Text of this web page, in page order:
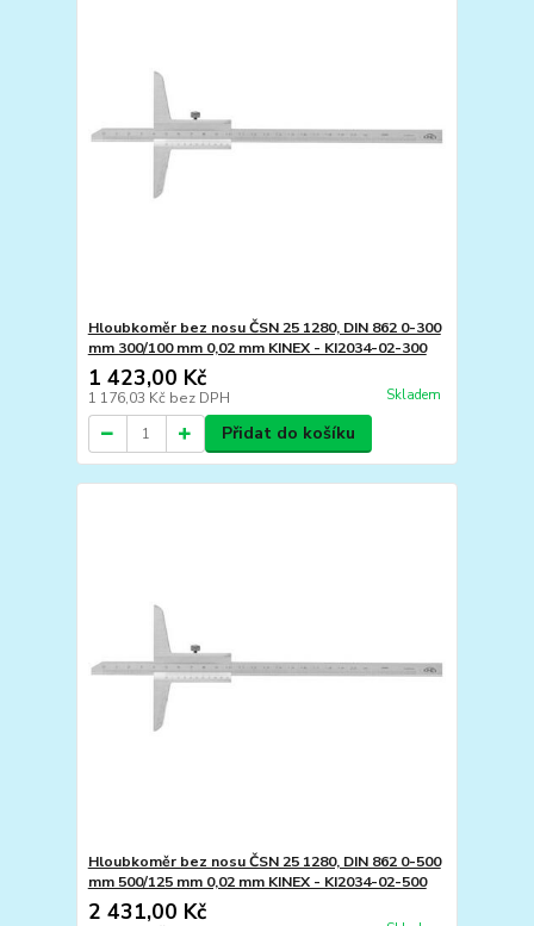
Hloubkoměr bez nosu ČSN 25 1280, DIN 862 0-300
mm 300/100 mm 0,02 mm KINEX - KI2034-02-300
1 423,00 Kč
1 176,03 Kč bez DPH Skladem
Přidat do košíku
Hloubkoměr bez nosu ČSN 25 1280, DIN 862 0-500
mm 500/125 mm 0,02 mm KINEX - KI2034-02-500
2 431,00 Kč